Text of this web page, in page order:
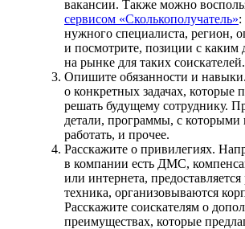
вакансии. Также можно
сервисом «Сколькополучатель»:
нужного специалиста, регион,
и посмотрите, позиции с каким
на рынке для таких соискателей.
Опишите обязанности и
о конкретных задачах, которые
решать будущему сотруднику.
детали, программы, с которыми
работать, и прочее.
Расскажите о привилегиях.
в компании есть ДМС,
или интернета, предоставляется
техника, организовываются
Расскажите соискателям о
преимуществах, которые